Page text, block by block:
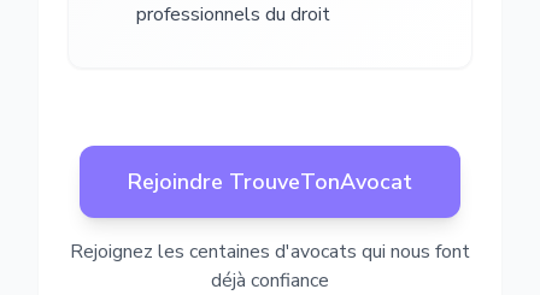
professionnels du droit
Rejoindre TrouveTonAvocat
Rejoignez les centaines d'avocats qui nous font
déjà confiance